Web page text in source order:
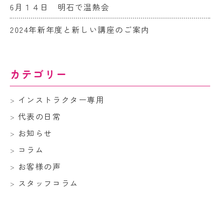
6月１４日 明石で温熱会
2024年新年度と新しい講座のご案内
カテゴリー
インストラクター専用
代表の日常
お知らせ
コラム
お客様の声
スタッフコラム